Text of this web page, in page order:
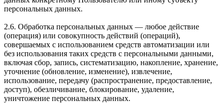
персональных данных.
2.6. Обработка персональных данных — любое действие
(операция) или совокупность действий (операций),
совершаемых с использованием средств автоматизации или
без использования таких средств с персональными данными,
включая сбор, запись, систематизацию, накопление, хранение,
уточнение (обновление, изменение), извлечение,
использование, передачу (распространение, предоставление,
доступ), обезличивание, блокирование, удаление,
уничтожение персональных данных.